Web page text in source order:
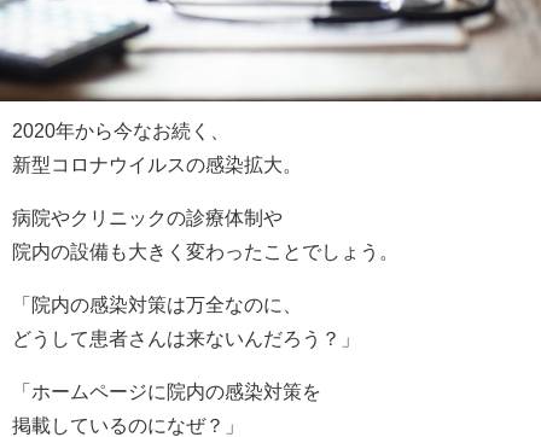
2020年から今なお続く、
新型コロナウイルスの感染拡大。
病院やクリニックの診療体制や
院内の設備も大きく変わったことでしょう。
「院内の感染対策は万全なのに、
どうして患者さんは来ないんだろう？」
「ホームページに院内の感染対策を
掲載しているのになぜ？」